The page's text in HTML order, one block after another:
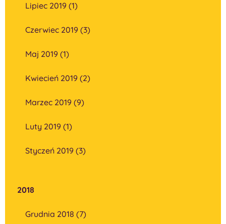
Lipiec 2019 (1)
Czerwiec 2019 (3)
Maj 2019 (1)
Kwiecień 2019 (2)
Marzec 2019 (9)
Luty 2019 (1)
Styczeń 2019 (3)
2018
Grudnia 2018 (7)